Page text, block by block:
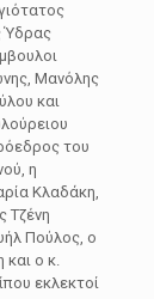
Ύδρας
Μανόλης
και
του
η
Κλαδάκη,
Τζένη
Πούλος, ο
και ο κ.
εκλεκτοί